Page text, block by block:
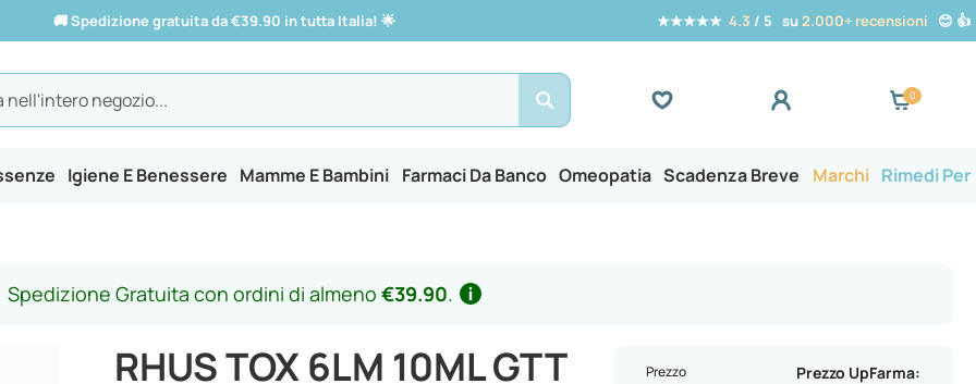
🚚Spedizione gratuita da €39.90 in tutta Italia! 🌟 ★★★★★ 4.3 / 5 su2.000+ recensioni 😊 👍
Search
Igiene E Benessere Mamme E Bambini Farmaci Da Banco Omeopatia Scadenza Breve Marchi Rimedi Per
Spedizione Gratuita con ordini di almeno €39.90.
RHUS TOX 6LM 10ML GTT Prezzo UpFarma
Prezzo